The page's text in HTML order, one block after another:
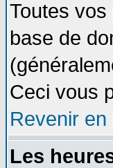
Toutes
base de
Ceci vous
Revenir en
Les